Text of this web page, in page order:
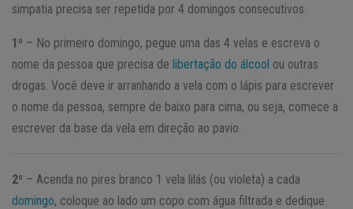
simpatia precisa ser repetida por 4 domingos consecutivos.
1º – No primeiro domingo, pegue uma das 4 velas e escreva o
nome da pessoa que precisa de libertação do álcool ou outras
drogas. Você deve ir arranhando a vela com o lápis para escrever
o nome da pessoa, sempre de baixo para cima, ou seja, comece a
escrever da base da vela em direção ao pavio.
2º – Acenda no pires branco 1 vela lilás (ou violeta) a cada
domingo, coloque ao lado um copo com água filtrada e dedique